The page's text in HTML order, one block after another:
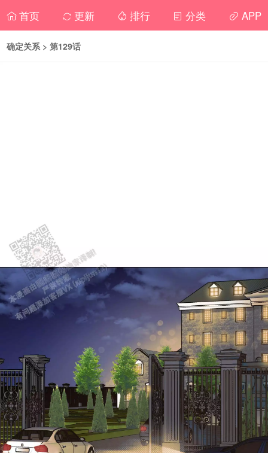
首页 更新 排行 分类 APP
确定关系> 第129话